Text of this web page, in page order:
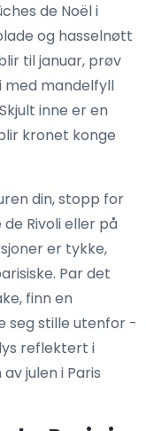
de Noël i
og hasselnøtt
til januar, prøv
med mandelfyll
inne er en
kronet konge
din, stopp for
Rivoli eller på
er tykke,
Par det
finn en
seg stille utenfor -
reflektert i
julen i Paris